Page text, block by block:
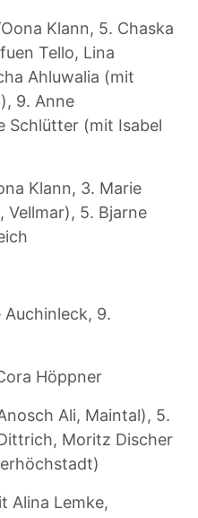
Klann, 5. Chaska
Tello, Lina
Ahluwalia (mit
9. Anne
Schlütter (mit Isabel
Klann, 3. Marie
Vellmar), 5. Bjarne
Auchinleck, 9.
Höppner
Ali, Maintal), 5.
Moritz Discher
Alina Lemke,